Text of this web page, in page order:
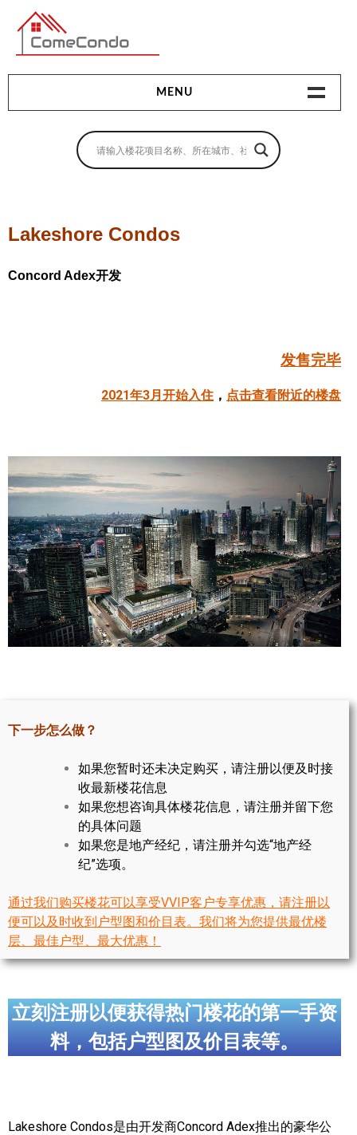
多伦多最新最全的楼花搜索引擎
MENU
地产相关
卖房指南
贷款指南
楼花大全
大多伦多地区楼花开发商名录
楼花地图
楼花转让专区
多伦多市中心楼花项目
怡陶碧谷社区介绍
世嘉堡楼花项目
密西沙加社区介绍
密西沙加楼花项目
奥克维尔社区介绍
奥克维尔楼花项目
列治文山楼花项目
旺市楼花项目
万锦楼花项目
新居民
新移民指南
Lakeshore Condos
Concord Adex开发
发售完毕
2021年3月开始入住 ， 点击查看附近的楼盘
下一步怎么做？
如果您暂时还未决定购买，请注册以便及时接
收最新楼花信息
如果您想咨询具体楼花信息，请注册并留下您
的具体问题
如果您是地产经纪，请注册并勾选“地产经
纪”选项。
通过我们购买楼花可以享受VVIP客户专享优惠，请注册以
便可以及时收到户型图和价目表。我们将为您提供最优楼
层、最佳户型、最大优惠！
立刻注册以便获得热门楼花的第一手资
料，包括户型图及价目表等。
Lakeshore Condos是由开发商Concord Adex推出的豪华公